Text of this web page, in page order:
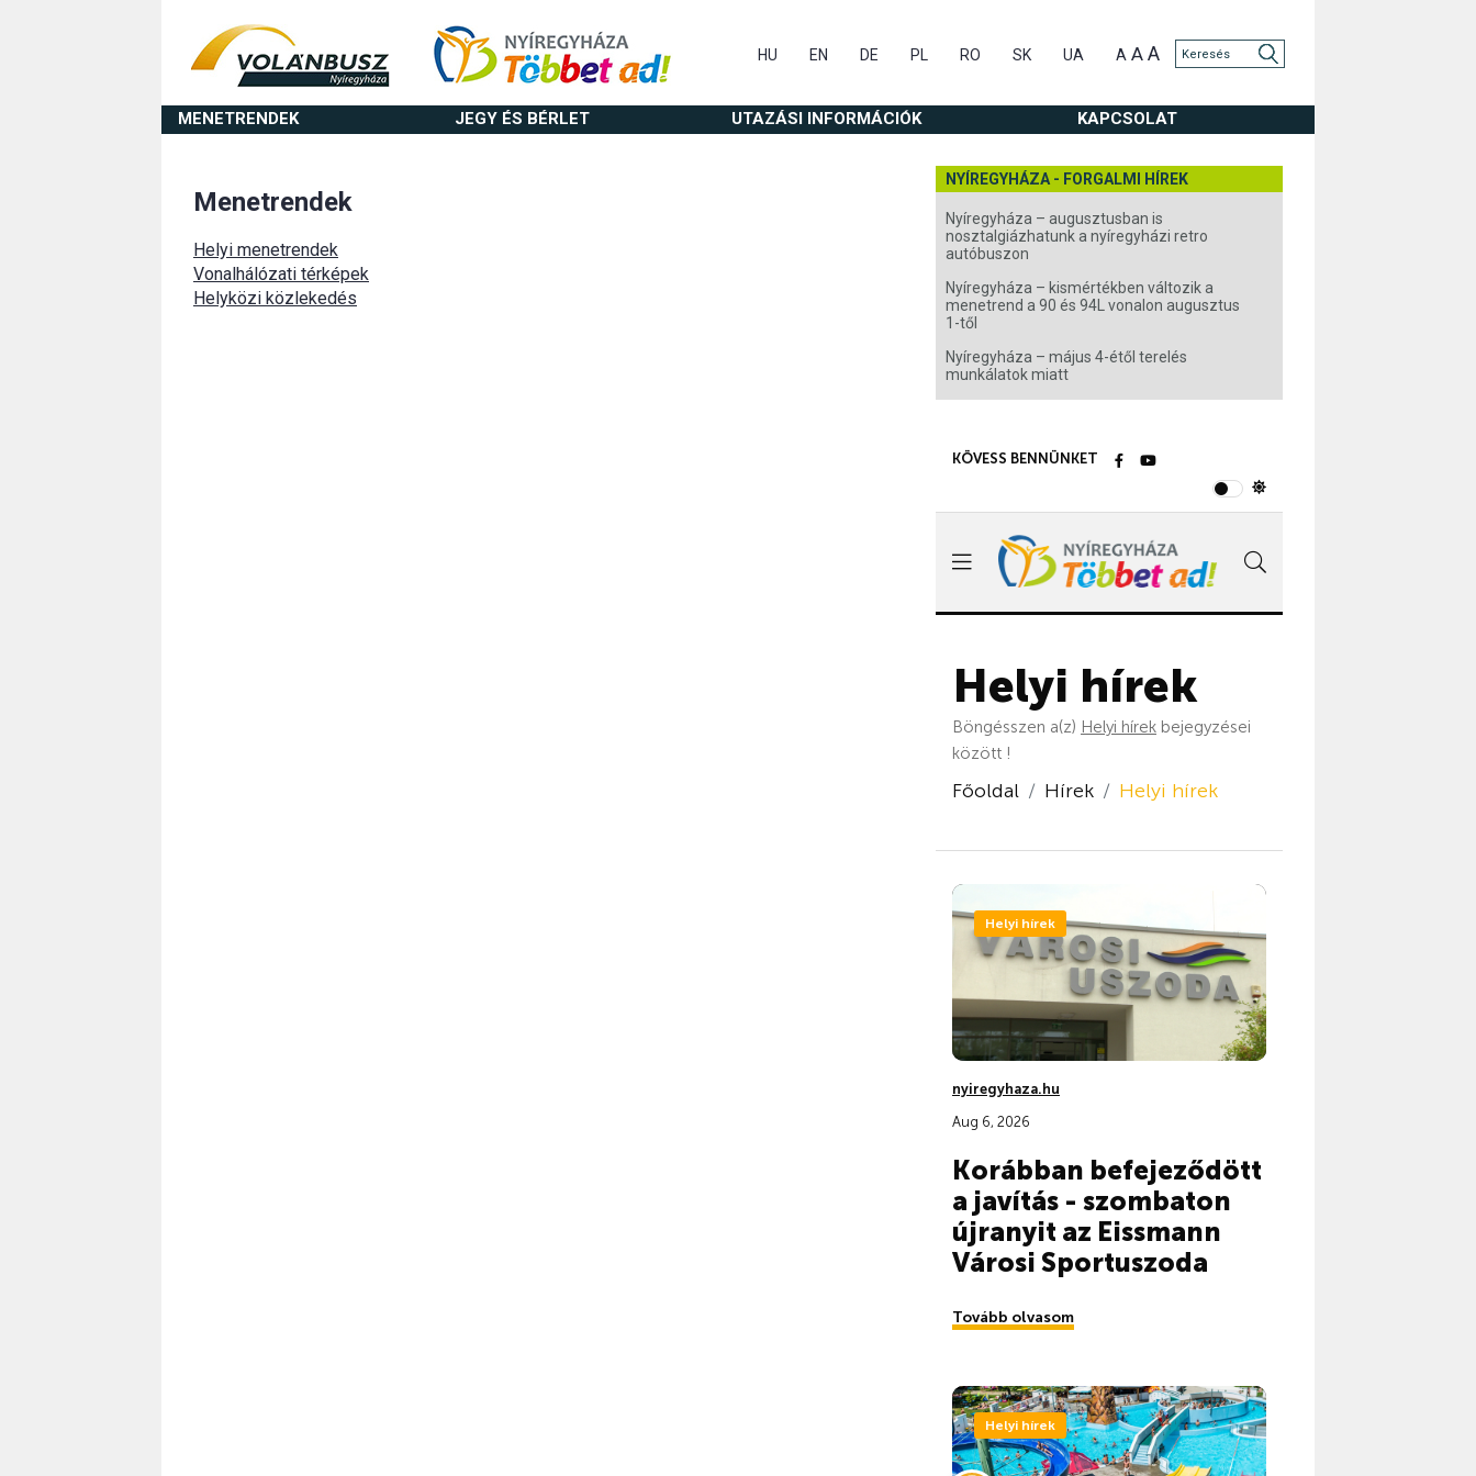
HU EN DE PL RO SK UA A A A
MENETRENDEK JEGY ÉS BÉRLET UTAZÁSI INFORMÁCIÓK KAPCSOLAT
Menetrendek
Helyi menetrendek
Vonalhálózati térképek
Helyközi közlekedés
NYÍREGYHÁZA - FORGALMI HÍREK
Nyíregyháza – augusztusban is
nosztalgiázhatunk a nyíregyházi retro
autóbuszon
Nyíregyháza – kismértékben változik a
menetrend a 90 és 94L vonalon augusztus
1-től
Nyíregyháza – május 4-étől terelés
munkálatok miatt